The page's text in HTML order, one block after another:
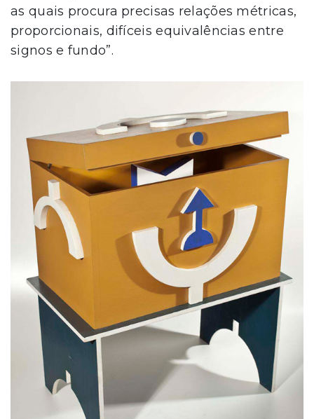
as quais procura precisas relações métricas,
proporcionais, difíceis equivalências entre
signos e fundo”.